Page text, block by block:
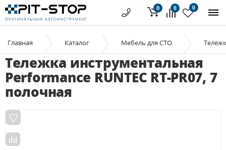
0 0
0
Главная Каталог Мебель для СТО
Тележка инструментальная
Performance RUNTEC RT-PR07, 7
полочная